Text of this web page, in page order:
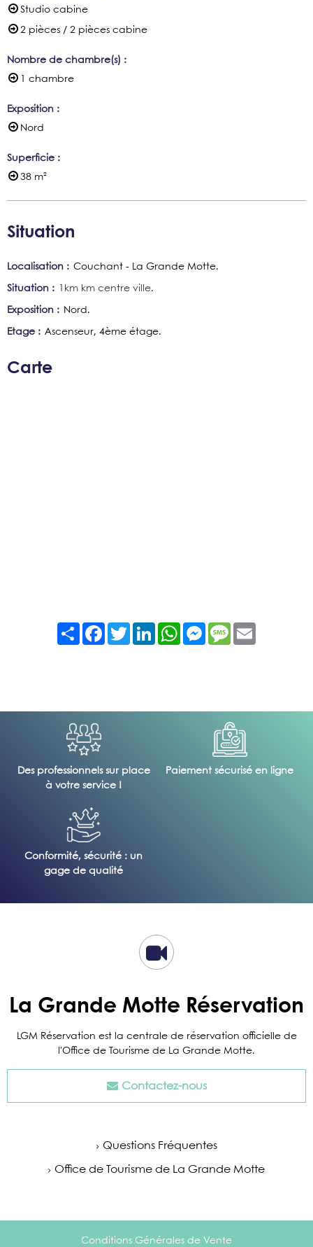
Studio cabine
2 pièces / 2 pièces cabine
Nombre de chambre(s) :
1 chambre
Exposition :
Nord
Superficie :
38 m²
Situation
Localisation : Couchant - La Grande Motte
Situation : 1km km centre ville
Exposition : Nord
Etage : Ascenseur 4ème étage
Carte
Partager FacebookTwitter LinkedIn WhatsAppMessengerMessage
Des professionnels sur place
à votre service !
Paiement sécurisé en ligne
Conformité, sécurité : un
gage de qualité
La Grande Motte Réservation
LGM Réservation est la centrale de réservation officielle de
l'Office de Tourisme de La Grande Motte.
Contactez-nous
Questions Fréquentes
Office de Tourisme de La Grande Motte
Conditions Générales de Vente